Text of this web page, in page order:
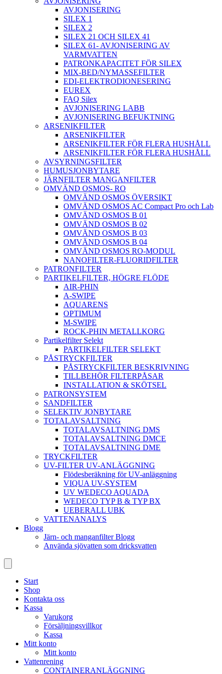
AVJONISERING
SILEX 1
SILEX 2
SILEX 21 OCH SILEX 41
SILEX 61- AVJONISERING AV
VARMVATTEN
PATRONKAPACITET FÖR SILEX
MIX-BED/NYMASSEFILTER
EDI-ELEKTRODIONESERING
EUREX
FAQ Silex
AVJONISERING LABB
AVJONISERING BEFUKTNING
ARSENIKFILTER
ARSENIKFILTER
ARSENIKFILTER FÖR FLERA HUSHÅLL
ARSENIKFILTER FÖR FLERA HUSHÅLL
AVSYRNINGSFILTER
HUMUSJONBYTARE
JÄRNFILTER MANGANFILTER
OMVÄND OSMOS- RO
OMVÄND OSMOS ÖVERSIKT
OMVÄND OSMOS AC Compact Pro och Lab
OMVÄND OSMOS B 01
OMVÄND OSMOS B 02
OMVÄND OSMOS B 03
OMVÄND OSMOS B 04
OMVÄND OSMOS RO-MODUL
NANOFILTER-FLUORIDFILTER
PATRONFILTER
PARTIKELFILTER, HÖGRE FLÖDE
AIR-PHIN
A-SWIPE
AQUARENS
OPTIMUM
M-SWIPE
ROCK-PHIN METALLKORG
Partikelfilter Selekt
PARTIKELFILTER SELEKT
PÅSTRYCKFILTER
PÅSTRYCKFILTER BESKRIVNING
TILLBEHÖR FILTERPÅSAR
INSTALLATION & SKÖTSEL
PATRONSYSTEM
SANDFILTER
SELEKTIV JONBYTARE
TOTALAVSALTNING
TOTALAVSALTNING DMS
TOTALAVSALTNING DMCE
TOTALAVSALTNING DME
TRYCKFILTER
UV-FILTER UV-ANLÄGGNING
Flödesberäkning för UV-anläggning
VIQUA UV-SYSTEM
UV WEDECO AQUADA
WEDECO TYP B & TYP BX
UEBERALL UBK
VATTENANALYS
Blogg
Järn- och manganfilter Blogg
Använda sjövatten som dricksvatten
Start
Shop
Kontakta oss
Kassa
Varukorg
Försäljningsvillkor
Kassa
Mitt konto
Mitt konto
Vattenrening
CONTAINERANLÄGGNING